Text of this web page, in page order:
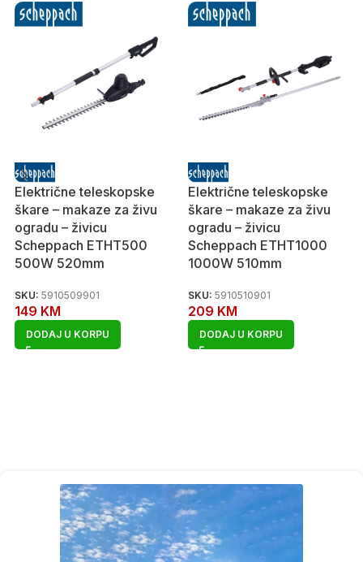
Električne teleskopske
škare – makaze za živu
ogradu – živicu
Scheppach ETHT500
500W 520mm
SKU: 5910509901
149 KM
DODAJ U KORPU
Električne teleskopske
škare – makaze za živu
ogradu – živicu
Scheppach ETHT1000
1000W 510mm
SKU: 5910510901
209 KM
DODAJ U KORPU